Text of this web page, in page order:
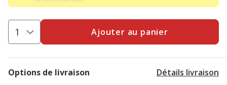
Ajouter au panier
Options de livraison Détails livraison